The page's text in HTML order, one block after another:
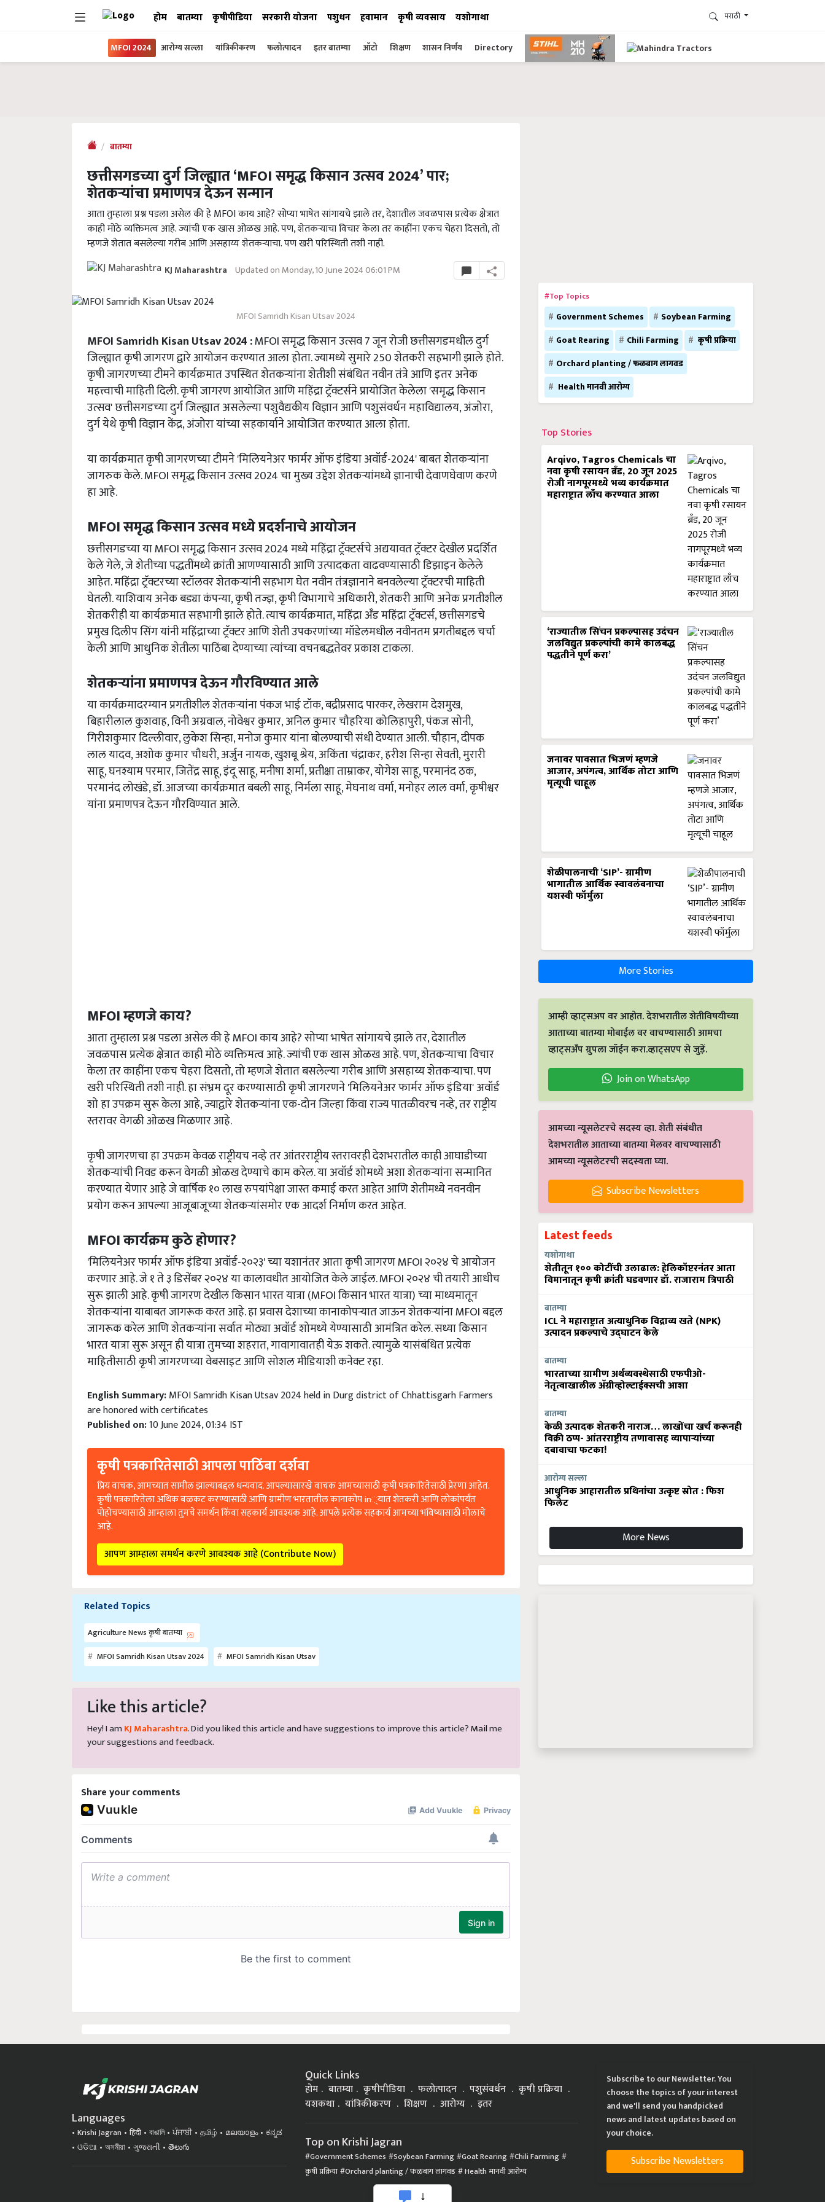
होम बातम्या कृषीपीडिया सरकारी योजना पशुधन हवामान कृषी व्यवसाय यशोगाथा मराठी
MFOI 2024 आरोग्य सल्ला यांत्रिकीकरण फलोत्पादन इतर बातम्या ऑटो शिक्षण शासन निर्णय Directory
बातम्या
छत्तीसगडच्या दुर्ग जिल्ह्यात ‘MFOI समृद्ध किसान उत्सव 2024’ पार;
शेतकऱ्यांचा प्रमाणपत्र देऊन सन्मान
आता तुम्हाला प्रश्न पडला असेल की हे MFOI काय आहे? सोप्या भाषेत सांगायचे झाले तर, देशातील जवळपास प्रत्येक क्षेत्रात
काही मोठे व्यक्तिमत्व आहे. ज्यांची एक खास ओळख आहे. पण, शेतकऱ्याचा विचार केला तर काहींना एकच चेहरा दिसतो, तो
म्हणजे शेतात बसलेल्या गरीब आणि असहाय्य शेतकऱ्याचा. पण खरी परिस्थिती तशी नाही.
KJ Maharashtra Updated on Monday, 10 June 2024 06:01 PM
MFOI Samridh Kisan Utsav 2024
MFOI Samridh Kisan Utsav 2024 :MFOI समृद्ध किसान उत्सव 7 जून रोजी छत्तीसगडमधील दुर्ग
जिल्ह्यात कृषी जागरण द्वारे आयोजन करण्यात आला होता. ज्यामध्ये सुमारे 250 शेतकरी सहभागी झाले होते.
कृषी जागरणच्या टीमने कार्यक्रमात उपस्थित शेतकऱ्यांना शेतीशी संबंधित नवीन तंत्रे आणि इतर अनेक
महत्त्वाची माहिती दिली. कृषी जागरण आयोजित आणि महिंद्रा ट्रॅक्टर्सने प्रायोजित केलेला 'समृद्ध किसान
उत्सव' छत्तीसगडच्या दुर्ग जिल्ह्यात असलेल्या पशुवैद्यकीय विज्ञान आणि पशुसंवर्धन महाविद्यालय, अंजोरा,
दुर्ग येथे कृषी विज्ञान केंद्र, अंजोरा यांच्या सहकार्याने आयोजित करण्यात आला होता.
या कार्यक्रमात कृषी जागरणच्या टीमने 'मिलियनेअर फार्मर ऑफ इंडिया अवॉर्ड-2024' बाबत शेतकऱ्यांना
जागरुक केले. MFOI समृद्ध किसान उत्सव 2024 चा मुख्य उद्देश शेतकऱ्यांमध्ये ज्ञानाची देवाणघेवाण करणे
हा आहे.
MFOI समृद्ध किसान उत्सव मध्ये प्रदर्शनाचे आयोजन
छत्तीसगडच्या या MFOI समृद्ध किसान उत्सव 2024 मध्ये महिंद्रा ट्रॅक्टर्सचे अद्ययावत ट्रॅक्टर देखील प्रदर्शित
केले गेले, जे शेतीच्या पद्धतींमध्ये क्रांती आणण्यासाठी आणि उत्पादकता वाढवण्यासाठी डिझाइन केलेले
आहेत. महिंद्रा ट्रॅक्टरच्या स्टॉलवर शेतकऱ्यांनी सहभाग घेत नवीन तंत्रज्ञानाने बनवलेल्या ट्रॅक्टरची माहिती
घेतली. याशिवाय अनेक बड्या कंपन्या, कृषी तज्ज्ञ, कृषी विभागाचे अधिकारी, शेतकरी आणि अनेक प्रगतीशील
शेतकरीही या कार्यक्रमात सहभागी झाले होते. त्याच कार्यक्रमात, महिंद्रा अँड महिंद्रा ट्रॅक्टर्स, छत्तीसगडचे
प्रमुख दिलीप सिंग यांनी महिंद्राच्या ट्रॅक्टर आणि शेती उपकरणांच्या मॉडेलमधील नवीनतम प्रगतीबद्दल चर्चा
केली आणि आधुनिक शेतीला पाठिंबा देण्याच्या त्यांच्या वचनबद्धतेवर प्रकाश टाकला.
शेतकऱ्यांना प्रमाणपत्र देऊन गौरविण्यात आले
या कार्यक्रमादरम्यान प्रगतीशील शेतकऱ्यांना पंकज भाई टॉक, बद्रीप्रसाद पारकर, लेखराम देशमुख,
बिहारीलाल कुशवाह, विनी अग्रवाल, नोवेश्वर कुमार, अनिल कुमार चौहरिया कोलिहापुरी, पंकज सोनी,
गिरीशकुमार दिल्लीवार, लुकेश सिन्हा, मनोज कुमार यांना बोलण्याची संधी देण्यात आली. चौहान, दीपक
लाल यादव, अशोक कुमार चौधरी, अर्जुन नायक, खुशबू श्रेय, अकिंता चंद्राकर, हरीश सिन्हा सेवती, मुरारी
साहू, घनश्याम परमार, जितेंद्र साहू, इंदू साहू, मनीषा शर्मा, प्रतीक्षा ताम्राकर, योगेश साहू, परमानंद ठक,
परमानंद लोखंडे, डॉ. आजच्या कार्यक्रमात बबली साहू, निर्मला साहू, मेघनाथ वर्मा, मनोहर लाल वर्मा, कृषीश्वर
यांना प्रमाणपत्र देऊन गौरविण्यात आले.
MFOI म्हणजे काय?
आता तुम्हाला प्रश्न पडला असेल की हे MFOI काय आहे? सोप्या भाषेत सांगायचे झाले तर, देशातील
जवळपास प्रत्येक क्षेत्रात काही मोठे व्यक्तिमत्व आहे. ज्यांची एक खास ओळख आहे. पण, शेतकऱ्याचा विचार
केला तर काहींना एकच चेहरा दिसतो, तो म्हणजे शेतात बसलेल्या गरीब आणि असहाय्य शेतकऱ्याचा. पण
खरी परिस्थिती तशी नाही. हा संभ्रम दूर करण्यासाठी कृषी जागरणने 'मिलियनेअर फार्मर ऑफ इंडिया' अवॉर्ड
शो हा उपक्रम सुरू केला आहे, ज्याद्वारे शेतकऱ्यांना एक-दोन जिल्हा किंवा राज्य पातळीवरच नव्हे, तर राष्ट्रीय
स्तरावर वेगळी ओळख मिळणार आहे.
कृषी जागरणचा हा उपक्रम केवळ राष्ट्रीयच नव्हे तर आंतरराष्ट्रीय स्तरावरही देशभरातील काही आघाडीच्या
शेतकऱ्यांची निवड करून वेगळी ओळख देण्याचे काम करेल. या अवॉर्ड शोमध्ये अशा शेतकऱ्यांना सन्मानित
करण्यात येणार आहे जे वार्षिक १० लाख रुपयांपेक्षा जास्त कमाई करत आहेत आणि शेतीमध्ये नवनवीन
प्रयोग करून आपल्या आजूबाजूच्या शेतकऱ्यांसमोर एक आदर्श निर्माण करत आहेत.
MFOI कार्यक्रम कुठे होणार?
'मिलियनेअर फार्मर ऑफ इंडिया अवॉर्ड-२०२३' च्या यशानंतर आता कृषी जागरण MFOI २०२४ चे आयोजन
करणार आहे. जे १ ते ३ डिसेंबर २०२४ या कालावधीत आयोजित केले जाईल. MFOI २०२४ ची तयारी आधीच
सुरू झाली आहे. कृषी जागरण देखील किसान भारत यात्रा (MFOI किसान भारत यात्रा) च्या माध्यमातून
शेतकऱ्यांना याबाबत जागरूक करत आहे. हा प्रवास देशाच्या कानाकोपऱ्यात जाऊन शेतकऱ्यांना MFOI बद्दल
जागरूक करेल आणि शेतकऱ्यांना सर्वात मोठ्या अवॉर्ड शोमध्ये येण्यासाठी आमंत्रित करेल. सध्या किसान
भारत यात्रा सुरू असून ही यात्रा तुमच्या शहरात, गावागावातही येऊ शकते. त्यामुळे यासंबंधित प्रत्येक
माहितीसाठी कृषी जागरणच्या वेबसाइट आणि सोशल मीडियाशी कनेक्ट रहा.
English Summary:MFOI Samridh Kisan Utsav 2024 held in Durg district of Chhattisgarh Farmers
are honored with certificates
Published on:10 June 2024, 01:34 IST
कृषी पत्रकारितेसाठी आपला पाठिंबा दर्शवा
प्रिय वाचक, आमच्यात सामील झाल्याबद्दल धन्यवाद. आपल्यासारखे वाचक आमच्यासाठी कृषी पत्रकारितेसाठी प्रेरणा आहेत.
कृषी पत्रकारितेला अधिक बळकट करण्यासाठी आणि ग्रामीण भारतातील कानाकोप in्यात शेतकरी आणि लोकांपर्यंत
पोहोचण्यासाठी आम्हाला तुमचे समर्थन किंवा सहकार्य आवश्यक आहे. आपले प्रत्येक सहकार्य आमच्या भविष्यासाठी मोलाचे
आहे.
आपण आम्हाला समर्थन करणे आवश्यक आहे (Contribute Now)
Related Topics
Agriculture News कृषी बातम्या
MFOI Samridh Kisan Utsav 2024
MFOI Samridh Kisan Utsav
Like this article?
Hey! I am KJ Maharashtra. Did you liked this article and have suggestions to improve this article?Mailme
your suggestions and feedback.
Share your comments
#Top Topics
Government Schemes
Soybean Farming
Goat Rearing
Chili Farming
कृषी प्रक्रिया
Orchard planting / फळबाग लागवड
Health मानवी आरोग्य
Top Stories
Arqivo, Tagros Chemicals चा
नवा कृषी रसायन ब्रँड, 20 जून 2025
रोजी नागपूरमध्ये भव्य कार्यक्रमात
महाराष्ट्रात लाँच करण्यात आला
‘राज्यातील सिंचन प्रकल्पासह उदंचन
जलविद्युत प्रकल्पांची कामे कालबद्ध
पद्धतीने पूर्ण करा’
जनावर पावसात भिजणं म्हणजे
आजार, अपंगत्व, आर्थिक तोटा आणि
मृत्यूची चाहूल
शेळीपालनाची ‘SIP’- ग्रामीण
भागातील आर्थिक स्वावलंबनाचा
यशस्वी फॉर्मुला
More Stories
आम्ही व्हाट्सअप वर आहोत. देशभरातील शेतीविषयीच्या
आताच्या बातम्या मोबाईल वर वाचण्यासाठी आमचा
व्हाट्सअँप ग्रुपला जॉईन करा.व्हाट्सएप से जुड़ें.
Join on WhatsApp
आमच्या न्यूसलेटरचे सदस्य व्हा. शेती संबंधीत
देशभरातील आताच्या बातम्या मेलवर वाचण्यासाठी
आमच्या न्यूसलेटरची सदस्यता घ्या.
Subscribe Newsletters
Latest feeds
यशोगाथा
शेतीतून १०० कोटींची उलाढाल: हेलिकॉप्टरनंतर आता
विमानातून कृषी क्रांती घडवणार डॉ. राजाराम त्रिपाठी
बातम्या
ICL ने महाराष्ट्रात अत्याधुनिक विद्राव्य खते (NPK)
उत्पादन प्रकल्पाचे उद्घाटन केले
बातम्या
भारताच्या ग्रामीण अर्थव्यवस्थेसाठी एफपीओ-
नेतृत्वाखालील अ‍ॅग्रीव्होल्टाईक्सची आशा
बातम्या
केळी उत्पादक शेतकरी नाराज… लाखोंचा खर्च करूनही
विक्री ठप्प- आंतरराष्ट्रीय तणावासह व्यापाऱ्यांच्या
दबावाचा फटका!
आरोग्य सल्ला
आधुनिक आहारातील प्रथिनांचा उत्कृष्ट स्रोत : फिश
फिलेट
More News
Languages
Krishi Jagran हिंदी বাঙালি ਪੰਜਾਬੀ தமிழ் മലയാളം
ಕನ್ನಡ
ଓଡିଆ
অসমীয়া ગુજરાતી తెలుగు
Quick Links
होम बातम्या कृषीपीडिया फलोत्पादन पशुसंवर्धन
कृषी प्रक्रिया
यशकथा
यांत्रिकीकरण शिक्षण आरोग्य इतर
Top on Krishi Jagran
Government Schemes Soybean Farming Goat Rearing Chili Farming
कृषी प्रक्रिया Orchard planting / फळबाग लागवड Health मानवी आरोग्य
Subscribe to our Newsletter. You
choose the topics of your interest
and we'll send you handpicked
news and latest updates based on
your choice.
Subscribe Newsletters